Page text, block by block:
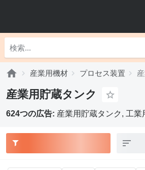
産業用機材 プロセス装置
産業用貯蔵タンク
624つの広告: 産業用貯蔵タンク, 工